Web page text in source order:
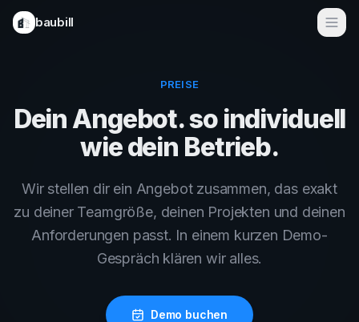
baubill
Anwendungsfälle
Bausoftware
Für Bauunternehmen
Für Ingenieurbüros
PREISE
Dein Angebot. so individuell
wie dein Betrieb.
Wir stellen dir ein Angebot zusammen, das exakt
zu deiner Teamgröße, deinen Projekten und deinen
Anforderungen passt. In einem kurzen Demo-
Gespräch klären wir alles.
Demo buchen